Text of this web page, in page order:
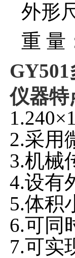
外形
重 量
仪器特
2.采用
3.机械
4.设有
5.体积
6.可同
7.可实